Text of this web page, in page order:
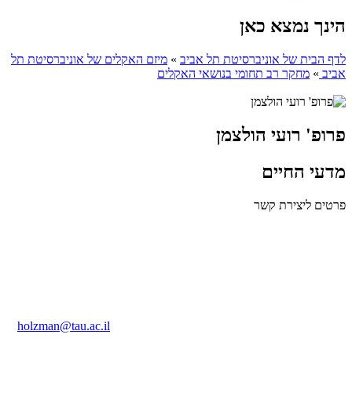
הינך נמצא כאן
לדף הבית של אוניברסיטת תל אביב » מיזם האקלים של אוניברסיטת תל
אביב » מחקר רב תחומי בנושאי האקלים
פרופ' רועי הולצמן
מדעי החיים
פרטים ליצירת קשר
holzman@tau.ac.il